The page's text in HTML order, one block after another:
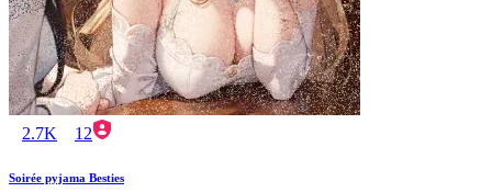
2.7K 12
Soirée pyjama Besties